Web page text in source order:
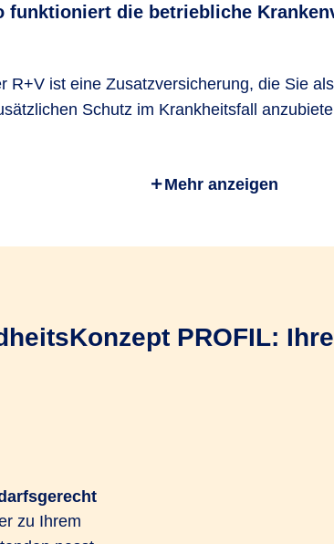
funktioniert die betriebliche
R+V ist eine Zusatzversicherung, die Sie
Schutz im Krankheitsfall
Sie die Entscheidung über die betriebliche
und zahlen die Beiträge.
erfolgt direkt zwischen uns und Ihren
ist bereits
Mehr anzeigen
PROFIL:
zu Ihrem